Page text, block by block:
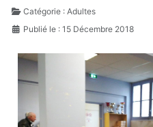
Catégorie : Adultes
Publié le : 15 Décembre 2018